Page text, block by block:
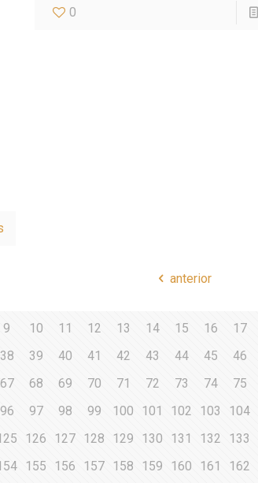
0
anterior
9 10 11 12 13 14 15 16 17
38 39 40 41 42 43 44 45 46
67 68 69 70 71 72 73 74 75
96 97 98 99 100 101 102 103 104
126 127 128 129 130 131 132 133
155 156 157 158 159 160 161 162